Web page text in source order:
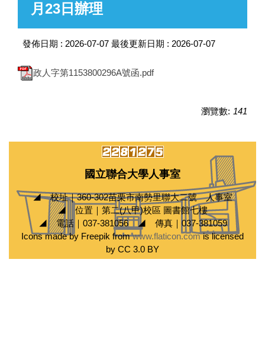
月23日辦理
發佈日期 : 2026-07-07 最後更新日期 : 2026-07-07
政人字第1153800296A號函.pdf
瀏覽數: 141
國立聯合大學人事室
◢ 校址｜360-302苗栗市南勢里聯大二號 人事室
◢ 位置｜第二(八甲)校區 圖書館七樓
◢ 電話｜037-381056 ◢ 傳真｜037-381059
Icons made by Freepik fromwww.flaticon.comis licensed
by CC 3.0 BY